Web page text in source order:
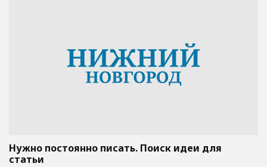
Нужно постоянно писать. Поиск идеи для
статьи